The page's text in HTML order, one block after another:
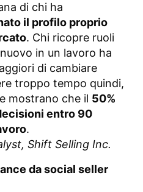
di chi ha
il profilo proprio
. Chi ricopre ruoli
in un lavoro ha
di cambiare
troppo tempo quindi,
mostrano che il 50%
entro 90
.
Shift Selling Inc.
da social seller